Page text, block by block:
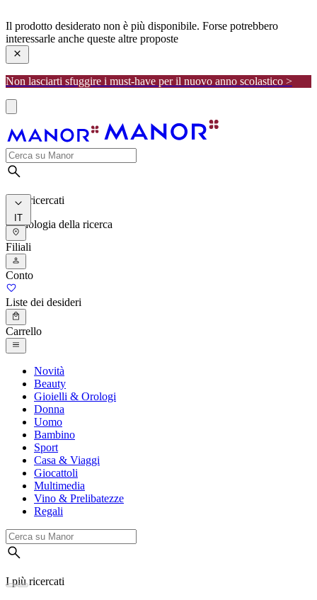
Il prodotto desiderato non è più disponibile. Forse potrebbero
interessarle anche queste altre proposte
Non lasciarti sfuggire i must-have per il nuovo anno scolastico >
I più ricercati
Cronologia della ricerca
IT
Filiali
Conto
Liste dei desideri
Carrello
Novità
Beauty
Gioielli & Orologi
Donna
Uomo
Bambino
Sport
Casa & Viaggi
Giocattoli
Multimedia
Vino & Prelibatezze
Regali
I più ricercati